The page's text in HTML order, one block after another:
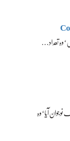
وہ تعداد…
نوجوان آیا‘ وہ